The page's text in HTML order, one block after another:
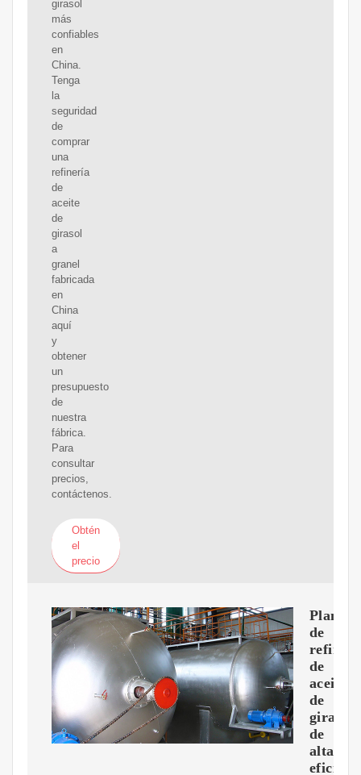
girasol
más
confiables
en
China.
Tenga
la
seguridad
de
comprar
una
refinería
de
aceite
de
girasol
a
granel
fabricada
en
China
aquí
y
obtener
un
presupuesto
de
nuestra
fábrica.
Para
consultar
precios,
contáctenos.
Obtén
el
precio
Planta
de
de
aceite
de
girasol
de
alta